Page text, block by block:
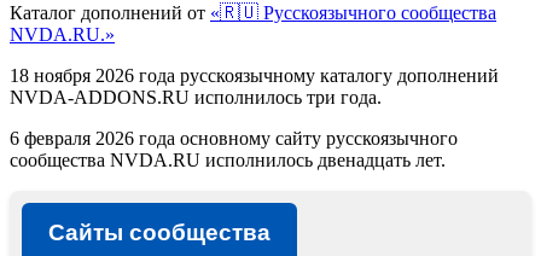
Каталог дополнений от «🇷🇺 Русскоязычного сообщества
NVDA.RU.»
18 ноября 2026 года русскоязычному каталогу дополнений
NVDA-ADDONS.RU исполнилось три года.
6 февраля 2026 года основному сайту русскоязычного
сообщества NVDA.RU исполнилось двенадцать лет.
Сайты сообщества